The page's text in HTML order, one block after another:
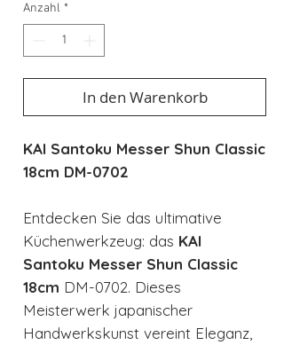
Anzahl *
In den Warenkorb
KAI Santoku Messer Shun Classic
18cm DM-0702
Entdecken Sie das ultimative
Küchenwerkzeug: das KAI
Santoku Messer Shun Classic
18cm DM-0702. Dieses
Meisterwerk japanischer
Handwerkskunst vereint Eleganz,